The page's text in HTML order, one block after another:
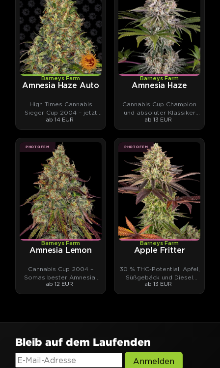
Barneys Farm
Amnesia Haze Auto
High Times Cannabis
Sieger Cup 2004 – jetzt
als Automatic.
ab 14 EUR
Barneys Farm
Amnesia Haze
Cannabis Cup Champion
und absoluter Klassiker
aus vier Kontinenten
ab 13 EUR
PHOTOFEM
Barneys Farm
Amnesia Lemon
Cannabis Cup 2004 –
Somas bester Amnesia-
Haze-Phänotyp.
ab 12 EUR
PHOTOFEM
Barneys Farm
Apple Fritter
30 % THC-Potential, Apfel,
Süßgebäck und Diesel
zugleich.
ab 13 EUR
Bleib auf dem Laufenden
Anmelden